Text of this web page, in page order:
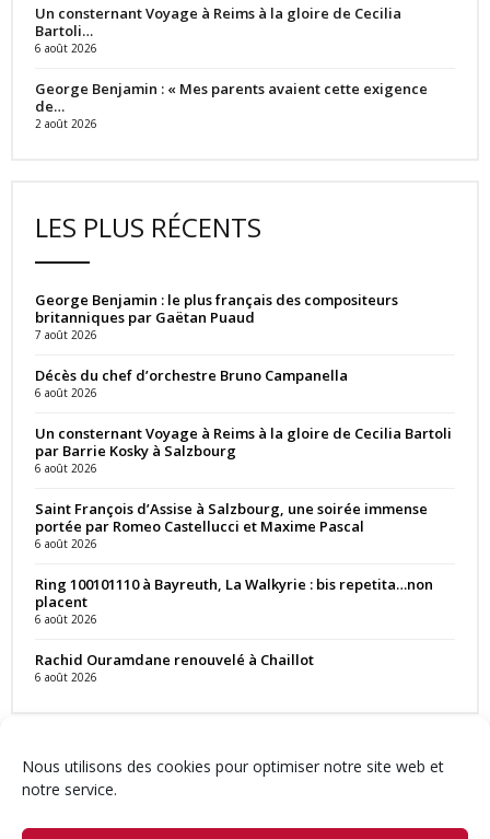
Nous utilisons des cookies pour optimiser notre site web et
notre service.
Un consternant Voyage à Reims à la gloire de Cecilia
Bartoli…
6 août 2026
George Benjamin : « Mes parents avaient cette exigence
de…
2 août 2026
LES PLUS RÉCENTS
George Benjamin : le plus français des compositeurs
britanniques par Gaëtan Puaud
7 août 2026
Décès du chef d’orchestre Bruno Campanella
6 août 2026
Un consternant Voyage à Reims à la gloire de Cecilia Bartoli
par Barrie Kosky à Salzbourg
6 août 2026
Saint François d’Assise à Salzbourg, une soirée immense
portée par Romeo Castellucci et Maxime Pascal
6 août 2026
Ring 100101110 à Bayreuth, La Walkyrie : bis repetita…non
placent
6 août 2026
Rachid Ouramdane renouvelé à Chaillot
6 août 2026